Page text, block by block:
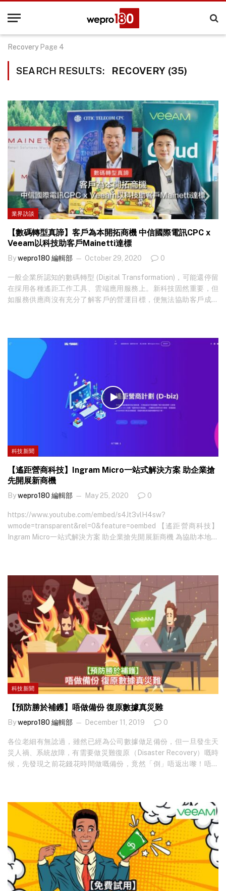
Recovery Page 4
SEARCH RESULTS: RECOVERY (35)
業界訪談
【數碼轉型真諦】客戶為本開拓商機 中信國際電訊CPC x
Veeam以科技助客戶Mainetti達標
Bywepro180 編輯部 October 29, 2020 0
一般企業所認知的數碼轉型 (Digital Transformation)，可能還停留
在採用各種遙距工作工具、雲端應用服務上。新科技固然重要，但
如服務供應商沒有充分了解客戶的營運目標，便無法協助客戶成功
Mainetti，分享靠防疫裝備轉型的故事，並在全體員工及服務供應商
的支援下，快速而安全地開展新的個人健康用品戰線。 適當科技提
升轉型效率 Veeam 早前發表一份 Data Protection Report，合共訪
問超過 1,500 間企業，其中一個環節提及數碼轉型的重要性，有
51% 受訪者認為是改變客戶服務。Veeam 香港及台灣高級總監…
科技新聞
【遙距營商科技】Ingram Micro一站式解決方案 助企業搶
先開展新商機
Bywepro180 編輯部 May 25, 2020 0
https://www.youtube.com/embed/s4Jt3vlH4sw?
wmode=transparent&rel=0&feature=oembed 【遙距營商科技】
Ingram Micro一站式解決方案 助企業搶先開展新商機 為協助本地企
如何選擇合適的科技方案？Ingram Micro作為全球領先科技分銷
商，提供全面遙距營商科技、雲端運算、網絡安全、統一通訊及基
礎建設方案，率先整合超過30個熱門遙距科技方案組合和提供遙距
科技方案諮詢，助企業分秒必爭、開拓新機遇。 疫情加速轉型 遙距
工作成趨勢 「今次計劃旨在協助企業引入有助遙距營商的科技應
用，例如網上營銷、網上會議、遙距文件管理、網絡安全等等，可
說是數碼轉型（Digital Transformation）的其中一部分。」Ingram
Micro香港、澳門及台灣地區董事總經理陸嘉碧（Biga）指出，數碼
轉型並非新概念，只是過去多年企業大多採取循序漸進態度，傾向
一步一步來。「無可否認，今次疫情的確間接加速了數碼轉型，以
往企業營運主要採用面對面溝通方法，但現時就變成遙距溝通，員
工亦要在家工作，創造了New Normal工作模式。」 不過，Biga企
BCP（Business Continuity Plan，企業持續計劃），讓員工隨時隨
地、採用任何裝置遠端連接企業網絡系統及與團隊協作。企業需在
短時間內部署員工安排和遙距工作，遙距科技的軟體及硬體設備就
位，以保持員工、設施和業務的持續營運。」而作為全球領先技術
今次疫情中亦作出很多改變，例如擴闊數碼市場推廣的方式，舉辦
多場網上研討會與客戶作技術上的分享及交流，所以更明白靈活變
動、快速開展的重要性。她說今次計劃涵蓋了12類有助遙距營商的
方案，到底哪一類才適合自己所需？企業管理者要慢慢消化計劃的
內容，除了選擇適合的供應商和方案外，亦需配合企業在資源配套
上的長期發展。「我們現時已整合了各種解決方案，包括虛擬桌面
（Virtual Desktop）、網絡安全（Cyber Security）、數據儲存、
備份及恢復（Data Storage、Backup…
科技新聞
【預防勝於補鑊】唔做備份 復原數據真災難
Bywepro180 編輯部 December 11, 2019 0
各位老細有無諗過，雖然已經為公司數據做足備份，但一旦發生天
災人禍、系統故障，有需要做災難復原（Disaster Recovery）嘅時
候，先發現之前花錢花時間做嘅備份，竟然「倒」唔返出嚟！唔單
跨實體伺服器、虛擬平台同埋雲端應用，傳統嘅備份工具，的確難
於招架，單係要做到「備份321」黃金法則，即3個備份、2組儲存媒
體及1個異地備份，相信已經搞死 IT 部門同事。 三度被 Gartner評選
為雲端數據管理方案領導者嘅 Veeam，喺香港市場嘅營業額較上年
同期錄得 42% 增長。受歡迎原因，除咗可以幫助企業輕鬆達成
「321備份」黃金法則，人工智能管理系統更會自動為備份內容做災
難復原模擬演習（Disaster Recovery Drill），確認係咪百分百完成
及0失誤，大大減少 IT 部門同事嘅工作負擔，亦唔使再估估吓。